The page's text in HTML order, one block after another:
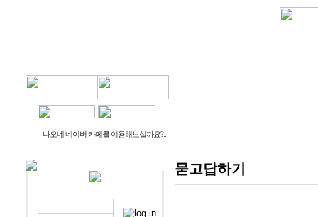
나오네 네이버 카페를 이용해보실까요?..
묻고답하기